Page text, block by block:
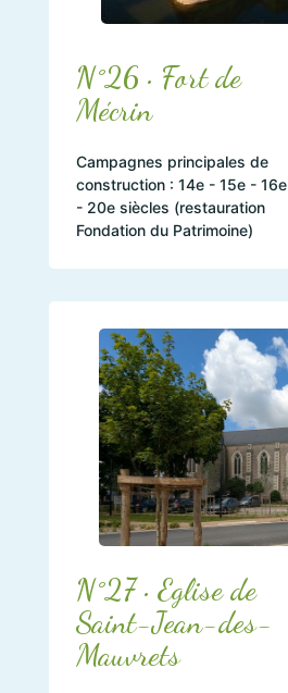
N°26 • Fort de
Mécrin
Campagnes principales de
construction : 14e - 15e - 16e
- 20e siècles (restauration
Fondation du Patrimoine)
N°27 • Eglise de
Saint-Jean-des-
Mauvrets